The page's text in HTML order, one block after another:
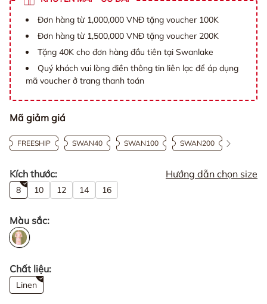
Đơn hàng từ 1,000,000 VNĐ tặng voucher 100K
Đơn hàng từ 1,500,000 VNĐ tặng voucher 200K
Tặng 40K cho đơn hàng đầu tiên tại Swanlake
Quý khách vui lòng điền thông tin liên lạc để áp dụng
mã voucher ở trang thanh toán
Mã giảm giá
FREESHIP SWAN40 SWAN100 SWAN200
Kích thước: Hướng dẫn chọn size
8 10 12 14 16
Màu sắc:
Chất liệu:
Linen